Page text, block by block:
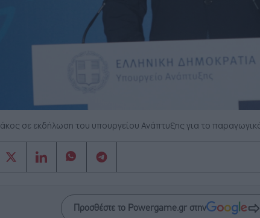
σε εκδήλωση του υπουργείου Ανάπτυξης για το
Προσθέστε το Powergame.gr στην